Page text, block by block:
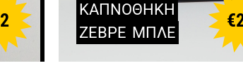
2
ΚΑΠΝΟΘΗΚΗ
ΖΕΒΡΕ ΜΠΛΕ
€